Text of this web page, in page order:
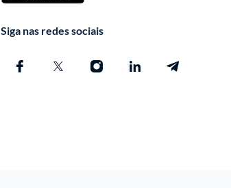
Siga nas redes sociais